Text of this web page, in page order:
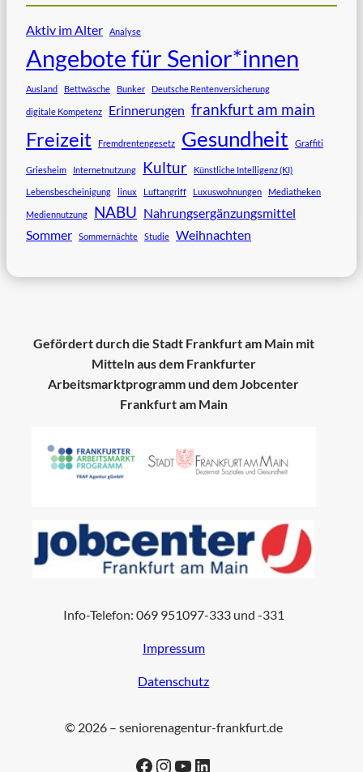
Aktiv im Alter Analyse
Angebote für Senior*innen
Ausland Bettwäsche Bunker Deutsche Rentenversicherung
digitale Kompetenz Erinnerungen frankfurt am main
Freizeit Fremdrentengesetz Gesundheit Graffiti
Griesheim Internetnutzung Kultur Künstliche Intelligenz (KI)
Lebensbescheinigung linux Luftangriff Luxuswohnungen Mediatheken
Mediennutzung NABU Nahrungsergänzungsmittel
Sommer
Sommernächte Studie Weihnachten
Gefördert durch die Stadt Frankfurt am Main mit
Mitteln aus dem Frankfurter
Arbeitsmarktprogramm und dem Jobcenter
Frankfurt am Main
Info-Telefon: 069 951097-333 und -331
Impressum
Datenschutz
© 2026 – seniorenagentur-frankfurt.de